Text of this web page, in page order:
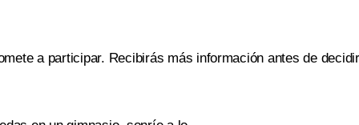
a participar. Recibirás más información antes de decidir